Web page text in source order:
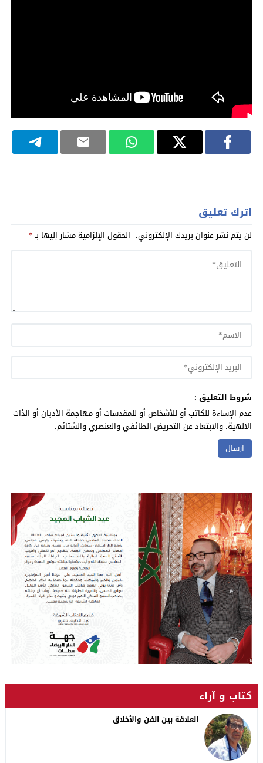
اترك تعليق
لن يتم نشر عنوان بريدك الإلكتروني. الحقول الإلزامية مشار إليها بـ*
شروط التعليق :
عدم الإساءة للكاتب أو للأشخاص أو للمقدسات أو مهاجمة الأديان أو الذات
الالهية. والابتعاد عن التحريض الطائفي والعنصري والشتائم.
كتاب و آراء
العلاقة بين الفن والأخلاق